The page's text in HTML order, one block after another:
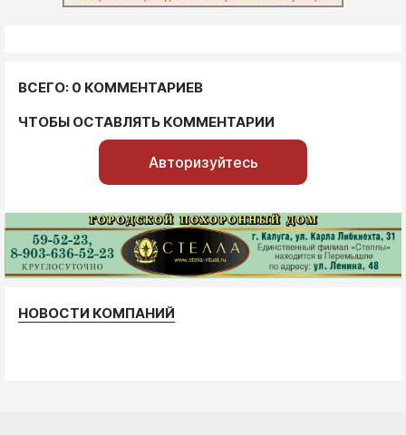
ВСЕГО: 0 КОММЕНТАРИЕВ
ЧТОБЫ ОСТАВЛЯТЬ КОММЕНТАРИИ
Авторизуйтесь
НОВОСТИ КОМПАНИЙ